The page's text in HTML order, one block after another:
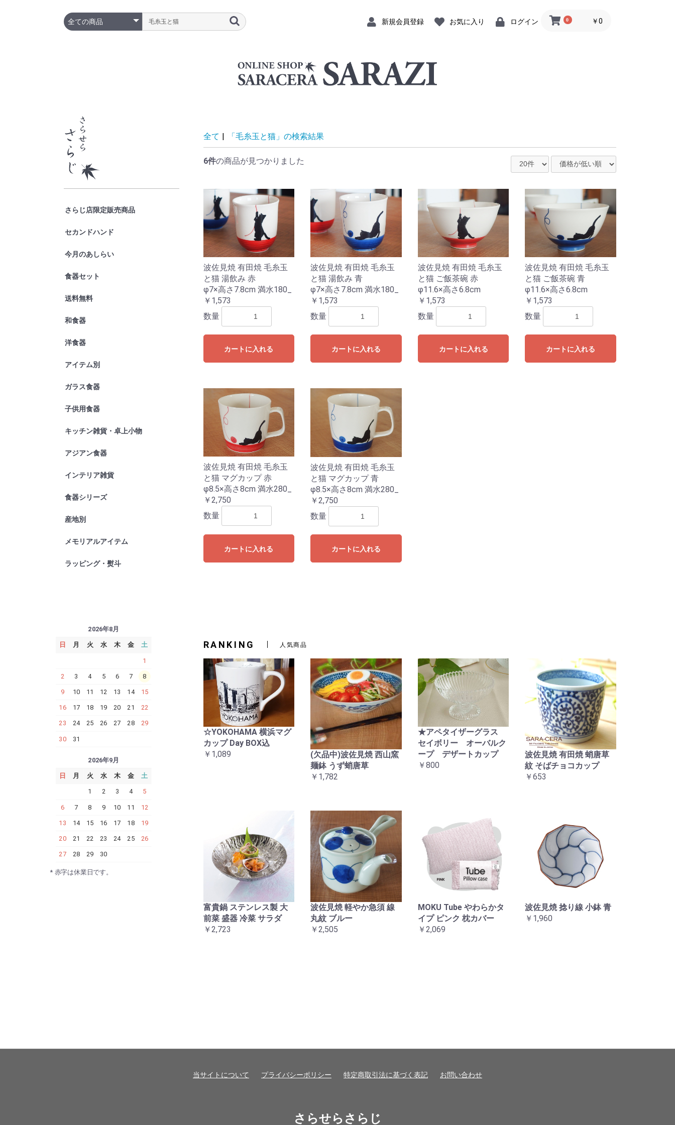
新規会員登録 お気に入り ログイン 0 ￥0
さらじ店限定販売商品
セカンドハンド
今月のあしらい 2022年10月
食器セット
送料無料
和食器 小皿
中皿
大皿
小鉢
中鉢
大鉢
ギフト
洋食器
アイテム別 ご飯茶碗
丼どんぶり ラーメン丼
どんぶり
小どんぶり
仕切りプレート 薬味皿
前菜・魚皿
ランチプレート
蕎麦アイテム
茶碗蒸し・蓋付き碗
お茶・スープアイテム マグカップ
カップソーサー
スープマグ
湯呑・ゆったり碗
急須・ポット
酒器アイテム 徳利
ぐい呑み
フリーカップ・焼酎カップ
ガラス食器 グラス・タンブラー
ワイングラス
鉢・ボール
カフェアイテム
卓上小物
ギフト
子供用食器
キッチン雑貨・卓上小物 箸置・お箸・カトラリー
オーブンウェア
保存容器・キャニスター
鍋アイテム
すり鉢・棒
アジアン食器 高級業務用
チェンマイ
インテリア雑貨 横浜炭物語
タオル
バス・洗面アイテム
その他
食器シリーズ TUBEシリーズ
94シリーズ
ジェノバ
オーランド
藍ブルーロマンス
しのぎかすみ
産地別 波佐見焼
九谷焼
琉球ガラス
メモリアルアイテム
ラッピング・熨斗
2026年8月
日 月 火 水 木 金 土
1
2 3 4 5 6 7 8
9 10 11 12 13 14 15
16 17 18 19 20 21 22
23 24 25 26 27 28 29
30 31
2026年9月
日 月 火 水 木 金 土
1 2 3 4 5
6 7 8 9 10 11 12
13 14 15 16 17 18 19
20 21 22 23 24 25 26
27 28 29 30
* 赤字は休業日です。
全て | 「毛糸玉と猫」の検索結果
6件の商品が見つかりました
波佐見焼 有田焼 毛糸玉
と猫 湯飲み 赤
φ7×高さ7.8cm 満水180_
￥1,573
数量
カートに入れる
波佐見焼 有田焼 毛糸玉
と猫 湯飲み 青
φ7×高さ7.8cm 満水180_
￥1,573
数量
カートに入れる
波佐見焼 有田焼 毛糸玉
と猫 ご飯茶碗 赤
φ11.6×高さ6.8cm
￥1,573
数量
カートに入れる
波佐見焼 有田焼 毛糸玉
と猫 ご飯茶碗 青
φ11.6×高さ6.8cm
￥1,573
数量
カートに入れる
波佐見焼 有田焼 毛糸玉
と猫 マグカップ 赤
φ8.5×高さ8cm 満水280_
￥2,750
数量
カートに入れる
波佐見焼 有田焼 毛糸玉
と猫 マグカップ 青
φ8.5×高さ8cm 満水280_
￥2,750
数量
カートに入れる
RANKING 人気商品
☆YOKOHAMA 横浜マグ
カップ Day BOX込
￥1,089
(欠品中)波佐見焼 西山窯
麺鉢 うず蛸唐草
￥1,782
★アペタイザーグラス
セイボリー オーバルク
ープ デザートカップ
￥800
波佐見焼 有田焼 蛸唐草
紋 そばチョコカップ
￥653
富貴鍋 ステンレス製 大
前菜 盛器 冷菜 サラダ
￥2,723
波佐見焼 軽やか急須 線
丸紋 ブルー
￥2,505
MOKU Tube やわらかタ
イプ ピンク 枕カバー
￥2,069
波佐見焼 捻り線 小鉢 青
￥1,960
当サイトについて プライバシーポリシー 特定商取引法に基づく表記 お問い合わせ
さらせらさらじ